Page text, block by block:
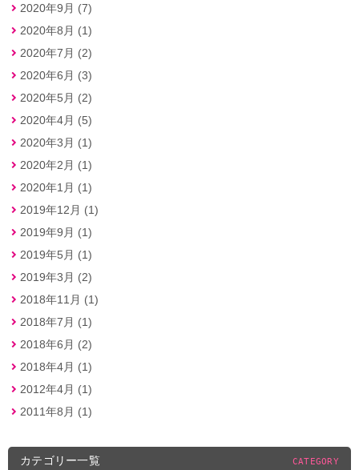
2020年9月 (7)
2020年8月 (1)
2020年7月 (2)
2020年6月 (3)
2020年5月 (2)
2020年4月 (5)
2020年3月 (1)
2020年2月 (1)
2020年1月 (1)
2019年12月 (1)
2019年9月 (1)
2019年5月 (1)
2019年3月 (2)
2018年11月 (1)
2018年7月 (1)
2018年6月 (2)
2018年4月 (1)
2012年4月 (1)
2011年8月 (1)
カテゴリー一覧 CATEGORY